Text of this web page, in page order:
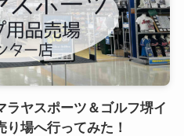
ラヤスポーツ＆ゴルフ堺イ
場へ行ってみた！